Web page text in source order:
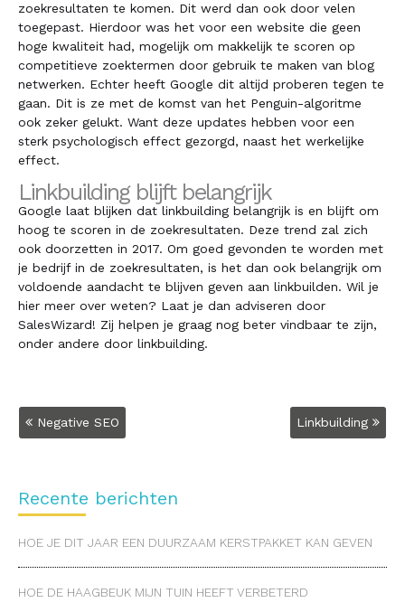
zoekresultaten te komen. Dit werd dan ook door velen
toegepast. Hierdoor was het voor een website die geen
hoge kwaliteit had, mogelijk om makkelijk te scoren op
competitieve zoektermen door gebruik te maken van blog
netwerken. Echter heeft Google dit altijd proberen tegen te
gaan. Dit is ze met de komst van het Penguin-algoritme
ook zeker gelukt. Want deze updates hebben voor een
sterk psychologisch effect gezorgd, naast het werkelijke
effect.
Linkbuilding blijft belangrijk
Google laat blijken dat linkbuilding belangrijk is en blijft om
hoog te scoren in de zoekresultaten. Deze trend zal zich
ook doorzetten in 2017. Om goed gevonden te worden met
je bedrijf in de zoekresultaten, is het dan ook belangrijk om
voldoende aandacht te blijven geven aan linkbuilden. Wil je
hier meer over weten? Laat je dan adviseren door
SalesWizard! Zij helpen je graag nog beter vindbaar te zijn,
onder andere door linkbuilding.
Bericht
navigatie
Negative SEO Linkbuilding
Recente berichten
HOE JE DIT JAAR EEN DUURZAAM KERSTPAKKET KAN GEVEN
HOE DE HAAGBEUK MIJN TUIN HEEFT VERBETERD